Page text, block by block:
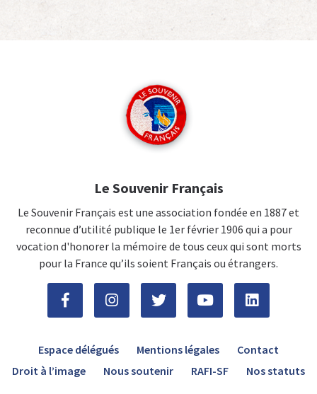
Le Souvenir Français
Le Souvenir Français est une association fondée en 1887 et
reconnue d’utilité publique le 1er février 1906 qui a pour
vocation d'honorer la mémoire de tous ceux qui sont morts
pour la France qu’ils soient Français ou étrangers.
Espace délégués Mentions légales
Contact
Droit à l’image
Nous soutenir RAFI-SF Nos statuts